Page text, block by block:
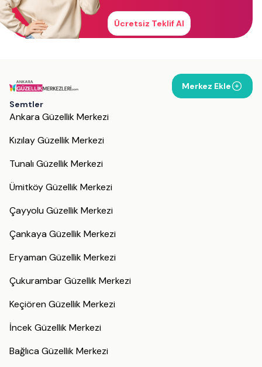
Ücretsiz Teklif Al
Merkez Ekle
Semtler
Ankara Güzellik Merkezi
Kızılay Güzellik Merkezi
Tunalı Güzellik Merkezi
Ümitköy Güzellik Merkezi
Çayyolu Güzellik Merkezi
Çankaya Güzellik Merkezi
Eryaman Güzellik Merkezi
Çukurambar Güzellik Merkezi
Keçiören Güzellik Merkezi
İncek Güzellik Merkezi
Bağlıca Güzellik Merkezi